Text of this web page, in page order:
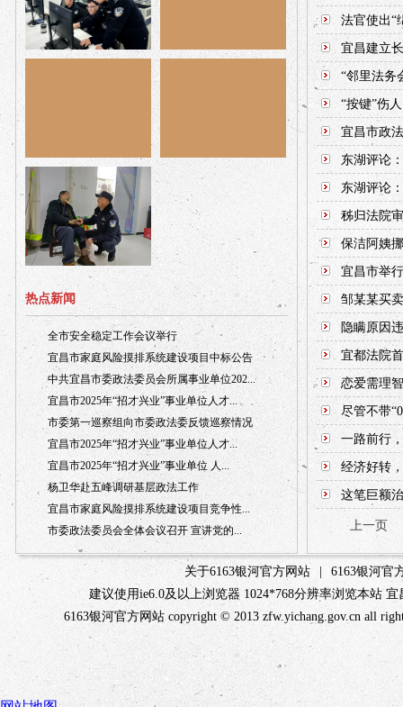
热点新闻
全市安全稳定工作会议举行
宜昌市家庭风险摸排系统建设项目中标公告
中共宜昌市委政法委员会所属事业单位202...
宜昌市2025年“招才兴业”事业单位人才...
市委第一巡察组向市委政法委反馈巡察情况
宜昌市2025年“招才兴业”事业单位人才...
宜昌市2025年“招才兴业”事业单位 人...
杨卫华赴五峰调研基层政法工作
宜昌市家庭风险摸排系统建设项目竞争性...
市委政法委员会全体会议召开 宣讲党的...
法官使出“
宜昌建立
“邻里法务
“按键”伤
宜昌市政
东湖评论
东湖评论
秭归法院
保洁阿姨
宜昌市举
邹某某买
隐瞒原因
宜都法院
恋爱需理
尽管不带
一路前行
经济好转
这笔巨额
上一页
关于6163银河官方网站
6163银河官
建议使用ie6.0及以上浏览器 1024*768分辨率浏览本站
6163银河官方网站 copyright © 2013 zfw.yichang.gov.cn all